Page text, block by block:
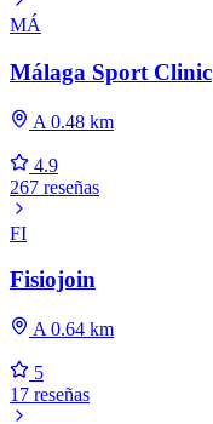
MÁ
Málaga Sport Clinic
A 0.48 km
4.9
267 reseñas
FI
Fisiojoin
A 0.64 km
5
17 reseñas